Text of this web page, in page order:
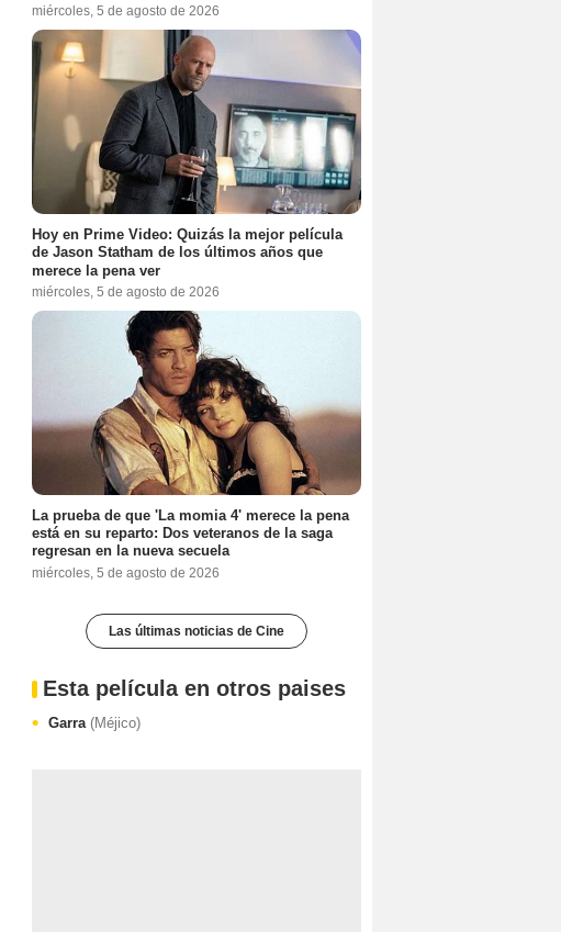
miércoles, 5 de agosto de 2026
Hoy en Prime Video: Quizás la mejor película
de Jason Statham de los últimos años que
merece la pena ver
miércoles, 5 de agosto de 2026
La prueba de que 'La momia 4' merece la pena
está en su reparto: Dos veteranos de la saga
regresan en la nueva secuela
miércoles, 5 de agosto de 2026
Las últimas noticias de Cine
Esta película en otros paises
Garra (Méjico)